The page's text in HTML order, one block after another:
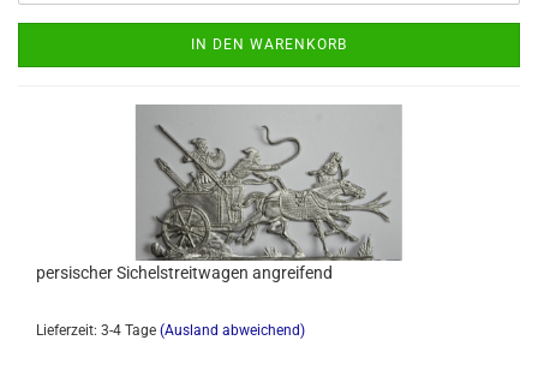
IN DEN WARENKORB
persischer Sichelstreitwagen angreifend
Lieferzeit: 3-4 Tage (Ausland abweichend)